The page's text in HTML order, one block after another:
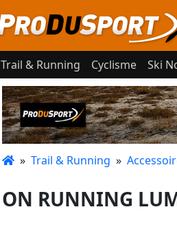
Trail & Running Cyclisme Ski
» Trail & Running »
ON RUNNING